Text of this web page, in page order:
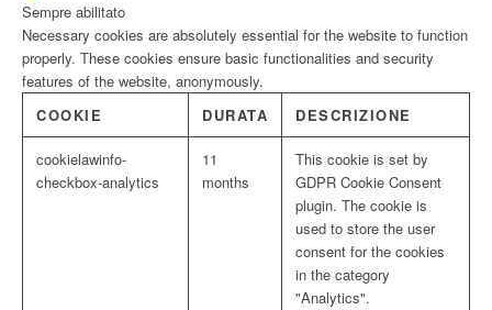
Sempre abilitato
Necessary cookies are absolutely essential for the website to function
properly. These cookies ensure basic functionalities and security
features of the website, anonymously.
COOKIE
DURATA DESCRIZIONE
cookielawinfo-
checkbox-analytics
11
months
This cookie is set by
GDPR Cookie Consent
plugin. The cookie is
used to store the user
consent for the cookies
in the category
"Analytics".